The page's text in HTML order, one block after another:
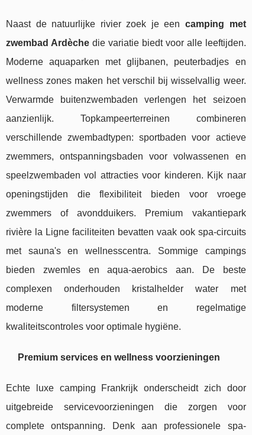
Naast de natuurlijke rivier zoek je eencamping met
zwembad Ardèchedie variatie biedt voor alle leeftijden.
Moderne aquaparken met glijbanen, peuterbadjes en
wellness zones maken het verschil bij wisselvallig weer.
Verwarmde buitenzwembaden verlengen het seizoen
aanzienlijk. Topkampeerterreinen combineren
verschillende zwembadtypen: sportbaden voor actieve
zwemmers, ontspanningsbaden voor volwassenen en
speelzwembaden vol attracties voor kinderen. Kijk naar
openingstijden die flexibiliteit bieden voor vroege
zwemmers of avondduikers. Premium vakantiepark
rivière la Ligne faciliteiten bevatten vaak ook spa-circuits
met sauna's en wellnesscentra. Sommige campings
bieden zwemles en aqua-aerobics aan. De beste
complexen onderhouden kristalhelder water met
moderne filtersystemen en regelmatige
kwaliteitscontroles voor optimale hygiëne.
Premium services en wellness voorzieningen
Echte luxe camping Frankrijk onderscheidt zich door
uitgebreide servicevoorzieningen die zorgen voor
complete ontspanning. Denk aan professionele spa-